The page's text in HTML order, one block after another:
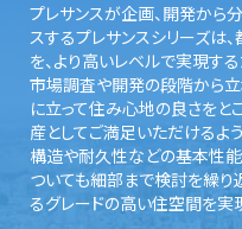
プレサンスが企画、開発から
スするプレサンスシリーズは
を、より高いレベルで実現する
市場調査や開発の段階から
に立って住み心地の良さをと
産としてご満足いただけるよ
構造や耐久性などの基本性能
ついても細部まで検討を繰り
るグレードの高い住空間を実